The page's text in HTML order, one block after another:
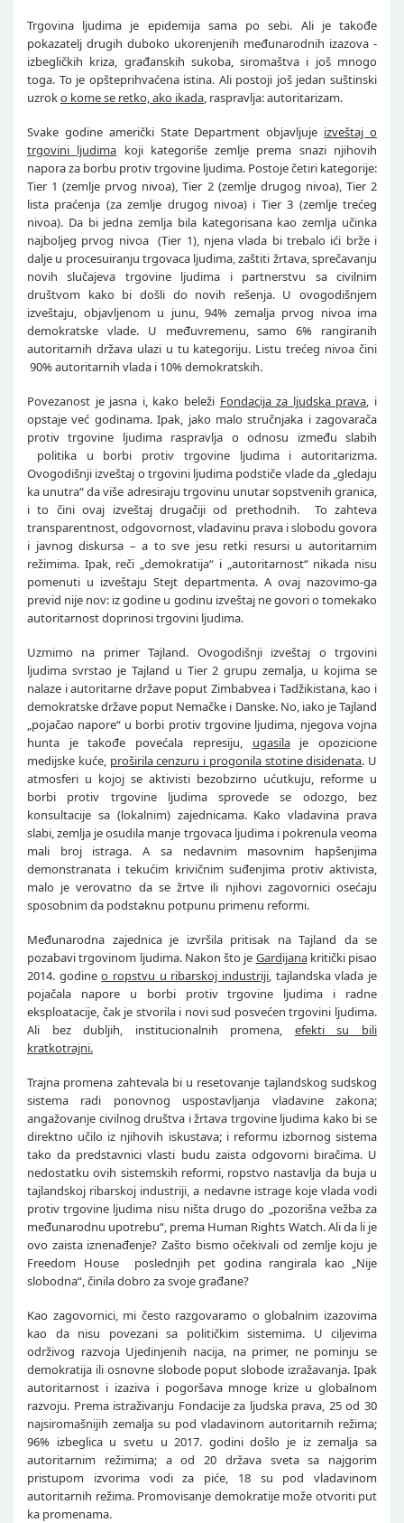
Trgovina ljudima je epidemija sama po sebi. Ali je takođe
pokazatelj drugih duboko ukorenjenih međunarodnih izazova -
izbegličkih kriza, građanskih sukoba, siromaštva i još mnogo
toga. To je opšteprihvaćena istina. Ali postoji još jedan suštinski
uzroko kome se retko, ako ikada, raspravlja: autoritarizam.
Svake godine američki State Department objavljuje izveštaj o
trgovini ljudima koji kategoriše zemlje prema snazi njihovih
napora za borbu protiv trgovine ljudima. Postoje četiri kategorije:
Tier 1 (zemlje prvog nivoa), Tier 2 (zemlje drugog nivoa), Tier 2
lista praćenja (za zemlje drugog nivoa) i Tier 3 (zemlje trećeg
nivoa). Da bi jedna zemlja bila kategorisana kao zemlja učinka
najboljeg prvog nivoa (Tier 1), njena vlada bi trebalo ići brže i
dalje u procesuiranju trgovaca ljudima, zaštiti žrtava, sprečavanju
novih slučajeva trgovine ljudima i partnerstvu sa civilnim
društvom kako bi došli do novih rešenja. U ovogodišnjem
izveštaju, objavljenom u junu, 94% zemalja prvog nivoa ima
demokratske vlade. U međuvremenu, samo 6% rangiranih
autoritarnih država ulazi u tu kategoriju. Listu trećeg nivoa čini
90% autoritarnih vlada i 10% demokratskih.
Povezanost je jasna i, kako beleži Fondacija za ljudska prava, i
opstaje već godinama. Ipak, jako malo stručnjaka i zagovarača
protiv trgovine ljudima raspravlja o odnosu između slabih
politika u borbi protiv trgovine ljudima i autoritarizma.
Ovogodišnji izveštaj o trgovini ljudima podstiče vlade da „gledaju
ka unutra“ da više adresiraju trgovinu unutar sopstvenih granica,
i to čini ovaj izveštaj drugačiji od prethodnih. To zahteva
transparentnost, odgovornost, vladavinu prava i slobodu govora
i javnog diskursa – a to sve jesu retki resursi u autoritarnim
režimima. Ipak, reči „demokratija“ i „autoritarnost“ nikada nisu
pomenuti u izveštaju Stejt departmenta. A ovaj nazovimo-ga
previd nije nov: iz godine u godinu izveštaj ne govori o tomekako
autoritarnost doprinosi trgovini ljudima.
Uzmimo na primer Tajland. Ovogodišnji izveštaj o trgovini
ljudima svrstao je Tajland u Tier 2 grupu zemalja, u kojima se
nalaze i autoritarne države poput Zimbabvea i Tadžikistana, kao i
demokratske države poput Nemačke i Danske. No, iako je Tajland
„pojačao napore“ u borbi protiv trgovine ljudima, njegova vojna
hunta je takođe povećala represiju, ugasilaje opozicione
medijske kuće, proširila cenzuru i progonila stotine disidenata. U
atmosferi u kojoj se aktivisti bezobzirno ućutkuju, reforme u
borbi protiv trgovine ljudima sprovede se odozgo, bez
konsultacije sa (lokalnim) zajednicama. Kako vladavina prava
slabi, zemlja je osudila manje trgovaca ljudima i pokrenula veoma
mali broj istraga. A sa nedavnim masovnim hapšenjima
demonstranata i tekućim krivičnim suđenjima protiv aktivista,
malo je verovatno da se žrtve ili njihovi zagovornici osećaju
sposobnim da podstaknu potpunu primenu reformi.
Međunarodna zajednica je izvršila pritisak na Tajland da se
pozabavi trgovinom ljudima. Nakon što je Gardijanakritički pisao
2014. godineo ropstvu u ribarskoj industriji, tajlandska vlada je
pojačala napore u borbi protiv trgovine ljudima i radne
eksploatacije, čak je stvorila i novi sud posvećen trgovini ljudima.
Ali bez dubljih, institucionalnih promena, efekti su bili
kratkotrajni.
Trajna promena zahtevala bi u resetovanje tajlandskog sudskog
sistema radi ponovnog uspostavljanja vladavine zakona;
angažovanje civilnog društva i žrtava trgovine ljudima kako bi se
direktno učilo iz njihovih iskustava; i reformu izbornog sistema
tako da predstavnici vlasti budu zaista odgovorni biračima. U
nedostatku ovih sistemskih reformi, ropstvo nastavlja da buja u
tajlandskoj ribarskoj industriji, a nedavne istrage koje vlada vodi
protiv trgovine ljudima nisu ništa drugo do „pozorišna vežba za
međunarodnu upotrebu“, prema Human Rights Watch. Ali da li je
ovo zaista iznenađenje? Zašto bismo očekivali od zemlje koju je
Freedom House poslednjih pet godina rangirala kao „Nije
slobodna“, činila dobro za svoje građane?
Kao zagovornici, mi često razgovaramo o globalnim izazovima
kao da nisu povezani sa političkim sistemima. U ciljevima
održivog razvoja Ujedinjenih nacija, na primer, ne pominju se
demokratija ili osnovne slobode poput slobode izražavanja. Ipak
autoritarnost i izaziva i pogoršava mnoge krize u globalnom
razvoju. Prema istraživanju Fondacije za ljudska prava, 25 od 30
najsiromašnijih zemalja su pod vladavinom autoritarnih režima;
96% izbeglica u svetu u 2017. godini došlo je iz zemalja sa
autoritarnim režimima; a od 20 država sveta sa najgorim
pristupom izvorima vodi za piće, 18 su pod vladavinom
autoritarnih režima. Promovisanje demokratije može otvoriti put
ka promenama.